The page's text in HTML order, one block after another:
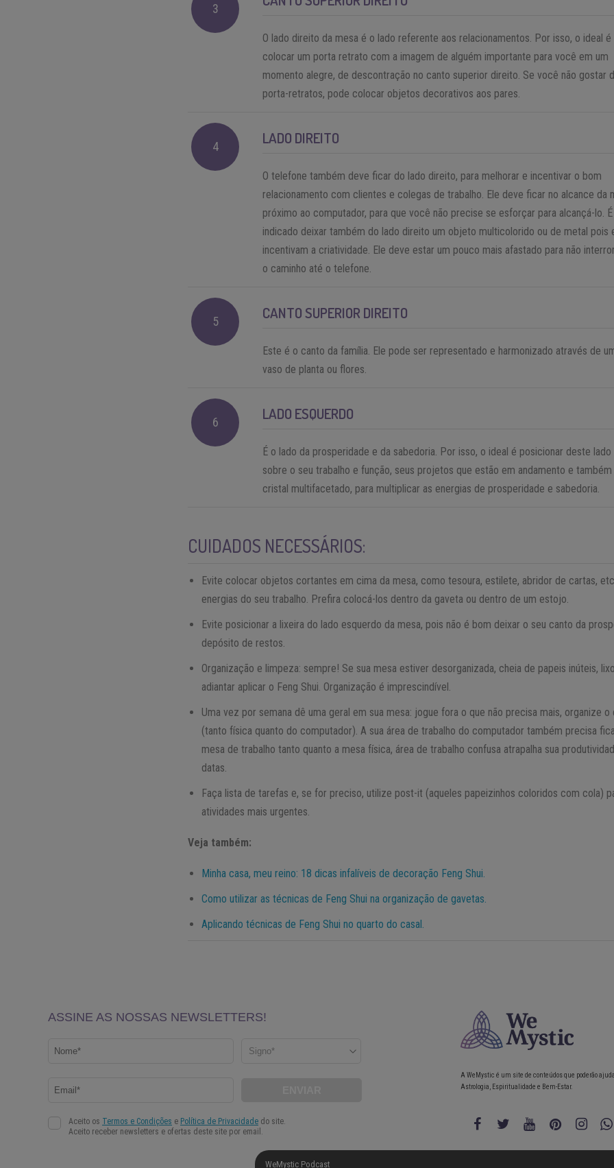
3
O lado direito da mesa é o lado referente aos relacionamentos. Por isso, o ideal é
colocar um porta retrato com a imagem de alguém importante para você em um
momento alegre, de descontração no canto superior direito. Se você não gostar
porta-retratos, pode colocar objetos decorativos aos pares.
4 LADO DIREITO
O telefone também deve ficar do lado direito, para melhorar e incentivar o bom
relacionamento com clientes e colegas de trabalho. Ele deve ficar no alcance da
próximo ao computador, para que você não precise se esforçar para alcançá-lo. É
indicado deixar também do lado direito um objeto multicolorido ou de metal pois
incentivam a criatividade. Ele deve estar um pouco mais afastado para não
o caminho até o telefone.
5 CANTO SUPERIOR DIREITO
Este é o canto da família. Ele pode ser representado e harmonizado através de
vaso de planta ou flores.
6 LADO ESQUERDO
É o lado da prosperidade e da sabedoria. Por isso, o ideal é posicionar deste lado
sobre o seu trabalho e função, seus projetos que estão em andamento e também
cristal multifacetado, para multiplicar as energias de prosperidade e sabedoria.
CUIDADOS NECESSÁRIOS:
Evite colocar objetos cortantes em cima da mesa, como tesoura, estilete, abridor de cartas,
energias do seu trabalho. Prefira colocá-los dentro da gaveta ou dentro de um estojo.
Evite posicionar a lixeira do lado esquerdo da mesa, pois não é bom deixar o seu canto da
depósito de restos.
Organização e limpeza: sempre! Se sua mesa estiver desorganizada, cheia de papeis inúteis,
adiantar aplicar o Feng Shui. Organização é imprescindível.
Uma vez por semana dê uma geral em sua mesa: jogue fora o que não precisa mais, organize o
(tanto física quanto do computador). A sua área de trabalho do computador também precisa
mesa de trabalho tanto quanto a mesa física, área de trabalho confusa atrapalha sua
datas.
Faça lista de tarefas e, se for preciso, utilize post-it (aqueles papeizinhos coloridos com cola)
atividades mais urgentes.
Veja também:
Minha casa, meu reino: 18 dicas infalíveis de decoração Feng Shui.
Como utilizar as técnicas de Feng Shui na organização de gavetas.
Aplicando técnicas de Feng Shui no quarto do casal.
A WeMystic é um site de conteúdos que poderão
Astrologia, Espiritualidade e Bem-Estar.
WeMystic Podcast